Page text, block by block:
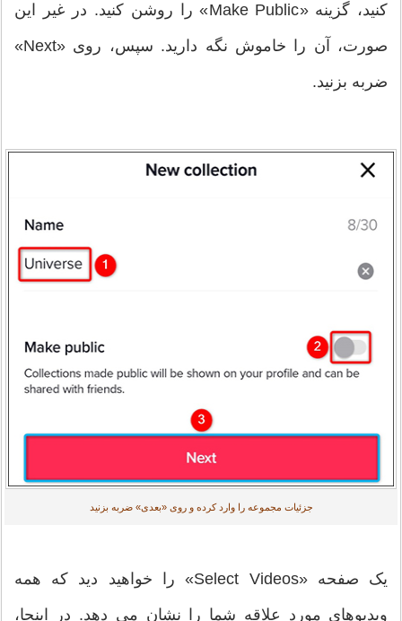
کنید، گزینه «Make Public» را روشن کنید. در غیر این
صورت، آن را خاموش نگه دارید. سپس، روی «Next»
ضربه بزنید.
جزئیات مجموعه را وارد کرده و روی «بعدی» ضربه بزنید
یک صفحه «Select Videos» را خواهید دید که همه
ویدیوهای مورد علاقه شما را نشان می دهد. در اینجا،